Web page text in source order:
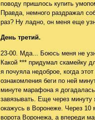
поводу пришлось купить
Правда, немного раздражал
раз? Ну ладно, он меня еще
День третий.
23-00. Мда... Боюсь меня не
Какой *** придумал скамейку
я почуяла недоброе, когда
ознакомления беги по ней
минуте марафона я
завязывать. Еще через минуту
окажусь в Воронеже. Через 10
ворота Воронежа, а впереди